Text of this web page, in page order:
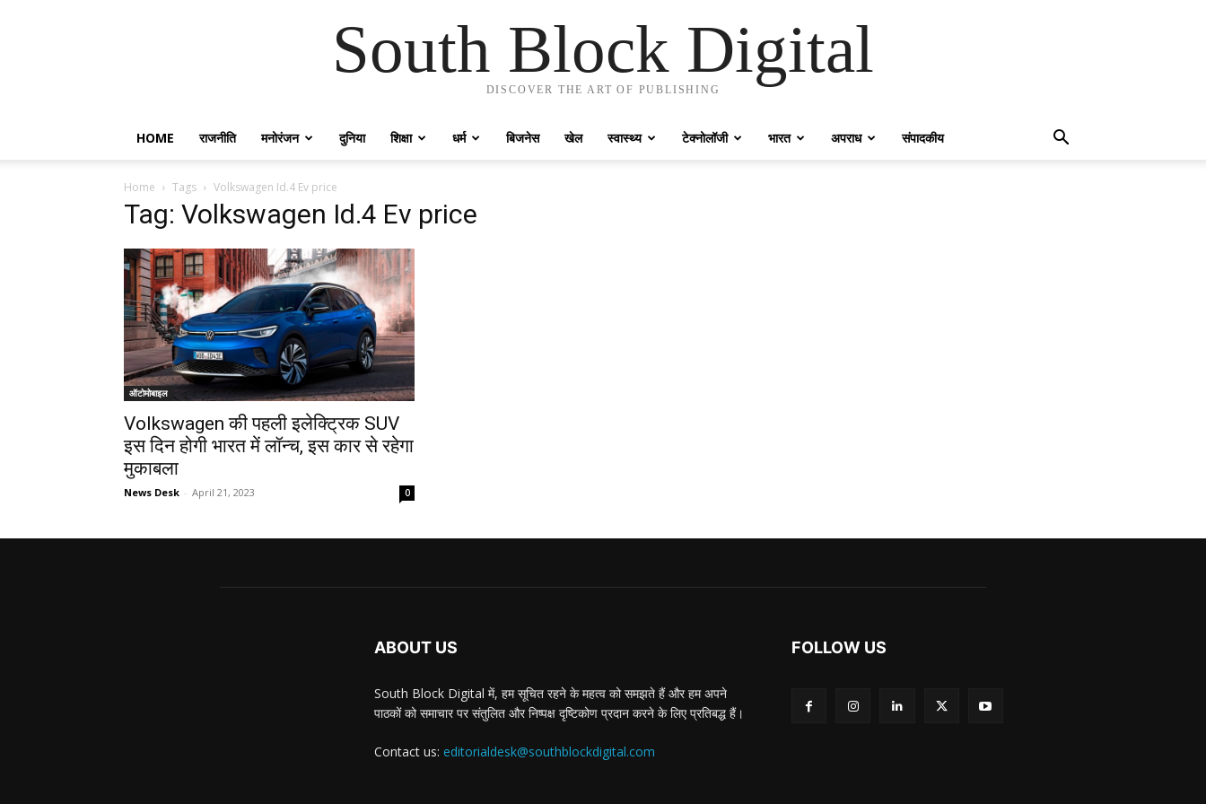
South Block Digital
DISCOVER THE ART OF PUBLISHING
HOME राजनीति मनोरंजन दुनिया शिक्षा धर्म बिजनेस खेल स्वास्थ्य टेक्नोलॉजी भारत अपराध संपादकीय
Home Tags Volkswagen Id.4 Ev price
Tag: Volkswagen Id.4 Ev price
ऑटोमोबाइल
Volkswagen की पहली इलेक्ट्रिक SUV
इस दिन होगी भारत में लॉन्च, इस कार से रहेगा
मुकाबला
News Desk - April 21, 2023 0
ABOUT US
South Block Digital में, हम सूचित रहने के महत्व को समझते हैं और हम अपने
पाठकों को समाचार पर संतुलित और निष्पक्ष दृष्टिकोण प्रदान करने के लिए प्रतिबद्ध हैं।
Contact us: editorialdesk@southblockdigital.com
FOLLOW US